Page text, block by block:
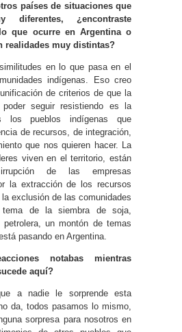
países de situaciones que
¿encontraste
que ocurre en Argentina o
realidades muy distintas?
en lo que pasa en el
indígenas. Eso creo
de criterios de que la
seguir resistiendo es la
los pueblos indígenas que
de recursos, de integración,
que nos quieren hacer. La
viven en el territorio, están
de las empresas
la extracción de los recursos
exclusión de las comunidades
de la siembra de soja,
petrolera, un montón de temas
pasando en Argentina.
notabas mientras
aquí?
a nadie le sorprende esta
da, todos pasamos lo mismo,
sorpresa para nosotros en